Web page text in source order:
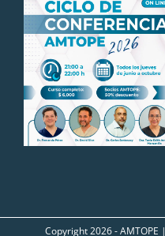
Copyright2026 -